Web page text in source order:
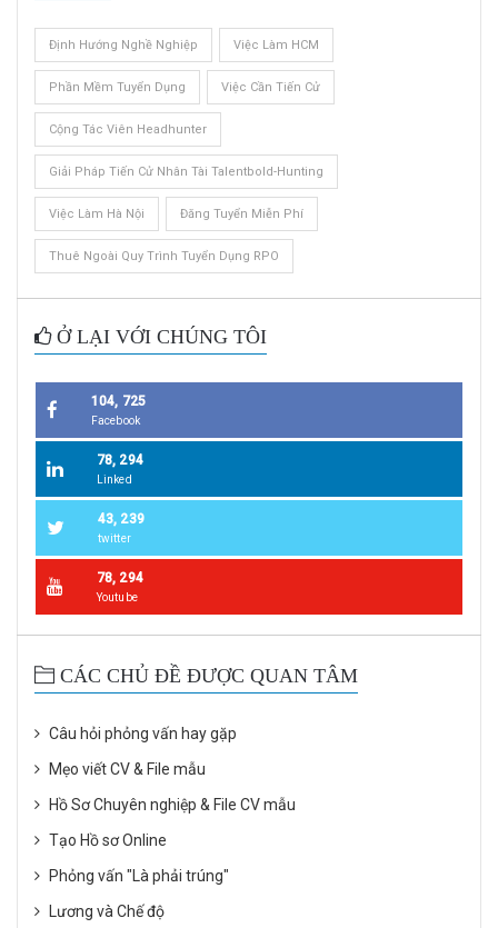
Định Hướng Nghề Nghiệp Việc Làm HCM
Phần Mềm Tuyển Dụng Việc Cần Tiến Cử
Cộng Tác Viên Headhunter
Giải Pháp Tiến Cử Nhân Tài Talentbold-Hunting
Việc Làm Hà Nội Đăng Tuyển Miễn Phí
Thuê Ngoài Quy Trình Tuyển Dụng RPO
Ở LẠI VỚI CHÚNG TÔI
104, 725
Facebook
78, 294
Linked
43, 239
twitter
78, 294
Youtube
CÁC CHỦ ĐỀ ĐƯỢC QUAN TÂM
Câu hỏi phỏng vấn hay gặp
Mẹo viết CV & File mẫu
Hồ Sơ Chuyên nghiệp & File CV mẫu
Tạo Hồ sơ Online
Phỏng vấn "Là phải trúng"
Lương và Chế độ